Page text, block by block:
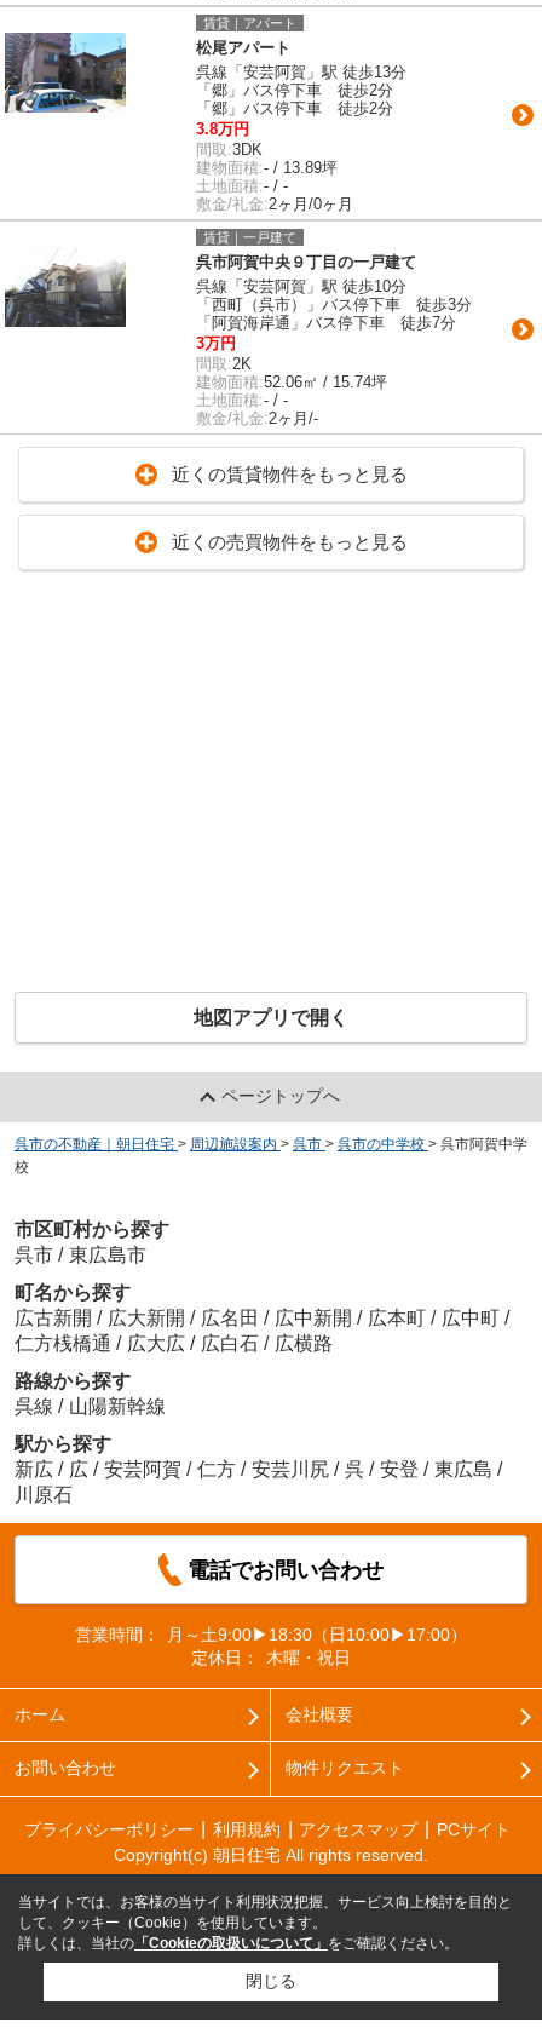
賃貸｜アパート
松尾アパート
呉線「安芸阿賀」駅 徒歩13分
「郷」バス停下車 徒歩2分
「郷」バス停下車 徒歩2分
3.8万円
間取:3DK
建物面積:- / 13.89坪
土地面積:- / -
敷金/礼金:2ヶ月/0ヶ月
賃貸｜一戸建て
呉市阿賀中央９丁目の一戸建て
呉線「安芸阿賀」駅 徒歩10分
「西町（呉市）」バス停下車 徒歩3分
「阿賀海岸通」バス停下車 徒歩7分
3万円
間取:2K
建物面積:52.06㎡ / 15.74坪
土地面積:- / -
敷金/礼金:2ヶ月/-
近くの賃貸物件をもっと見る
近くの売買物件をもっと見る
地図アプリで開く
ページトップへ
呉市の不動産｜朝日住宅 > 周辺施設案内 > 呉市 > 呉市の中学校 > 呉市阿賀中学
校
市区町村から探す
呉市 / 東広島市
町名から探す
広古新開 / 広大新開 / 広名田 / 広中新開 / 広本町 / 広中町 /
仁方桟橋通 / 広大広 / 広白石 / 広横路
路線から探す
呉線 / 山陽新幹線
駅から探す
新広 / 広 / 安芸阿賀 / 仁方 / 安芸川尻 / 呉 / 安登 / 東広島 /
川原石
電話でお問い合わせ
営業時間：
月～土9:00▶18:30（日10:00▶17:00）
定休日：
木曜・祝日
ホーム 会社概要
お問い合わせ 物件リクエスト
プライバシーポリシー 利用規約 アクセスマップ
PCサイト
Copyright(c) 朝日住宅 All rights reserved.
当サイトでは、お客様の当サイト利用状況把握、サービス向上検討を目的と
して、クッキー（Cookie）を使用しています。
詳しくは、当社の 「Cookieの取扱いについて」 をご確認ください。
閉じる